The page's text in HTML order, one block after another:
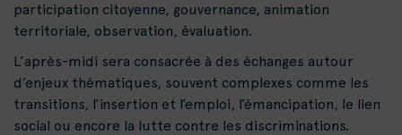
participation citoyenne, gouvernance, animation
territoriale, observation, évaluation.
L’après-midi sera consacrée à des échanges autour
d’enjeux thématiques, souvent complexes comme les
transitions, l’insertion et l’emploi, l’émancipation, le lien
social ou encore la lutte contre les discriminations.